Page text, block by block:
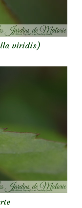
viridis)